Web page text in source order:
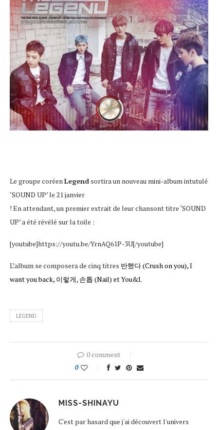
Le groupe coréenLegend sortira un nouveau mini-album intutulé
‘SOUND UP’ le 21 janvier
! En attendant, un premier extrait de leur chansont titre ‘SOUND
UP’ a été révélé sur la toile :
[youtube]https://youtu.be/YrnAQ61P-3U[/youtube]
L’album se composera de cinq titres 반했다 (Crush on you), I
want you back, 이렇게, 손톱 (Nail) et You&I.
LEGEND
0 comment
0
MISS-SHINAYU
C'est par hasard que j'ai découvert l'univers